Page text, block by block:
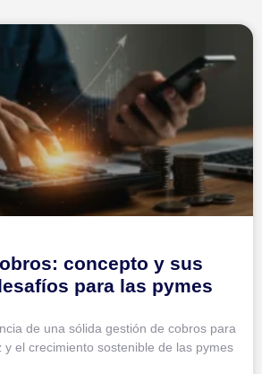
concepto y sus
para las pymes
de una sólida gestión de cobros para
y el crecimiento sostenible de las pymes